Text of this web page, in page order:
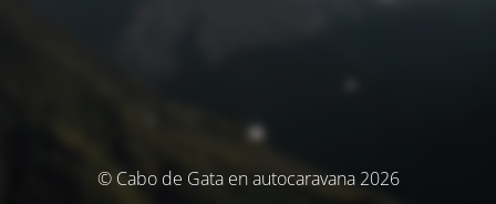
© Cabo de Gata en autocaravana 2026